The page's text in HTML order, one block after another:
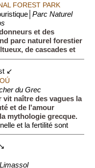
FOREST PARK
Parc Naturel
et des
parc naturel forestier
de cascades et
se c...
↙
du Grec
vit naître des vagues la
et de l'amour
mythologie grecque.
et la fertilité sont
Limassol